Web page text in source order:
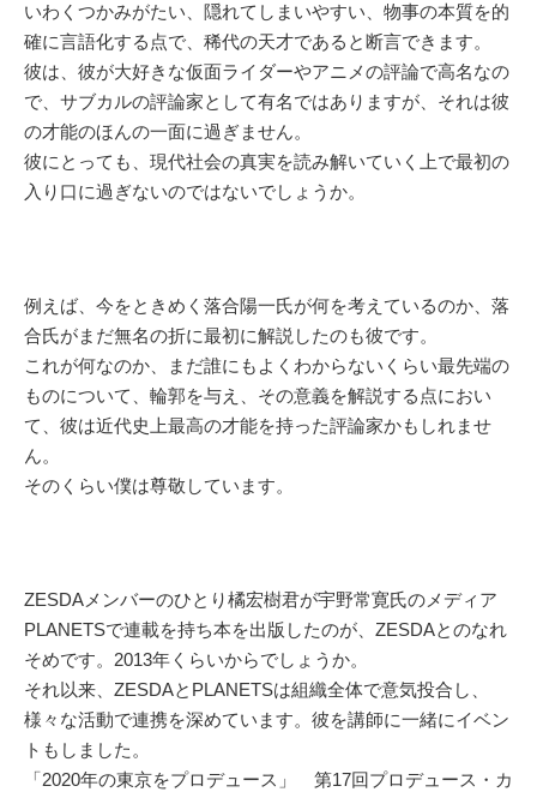
いわくつかみがたい、隠れてしまいやすい、物事の本質を的
確に言語化する点で、稀代の天才であると断言できます。
彼は、彼が大好きな仮面ライダーやアニメの評論で高名なの
で、サブカルの評論家として有名ではありますが、それは彼
の才能のほんの一面に過ぎません。
彼にとっても、現代社会の真実を読み解いていく上で最初の
入り口に過ぎないのではないでしょうか。
例えば、今をときめく落合陽一氏が何を考えているのか、落
合氏がまだ無名の折に最初に解説したのも彼です。
これが何なのか、まだ誰にもよくわからないくらい最先端の
ものについて、輪郭を与え、その意義を解説する点におい
て、彼は近代史上最高の才能を持った評論家かもしれませ
ん。
そのくらい僕は尊敬しています。
ZESDAメンバーのひとり橘宏樹君が宇野常寛氏のメディア
PLANETSで連載を持ち本を出版したのが、ZESDAとのなれ
そめです。2013年くらいからでしょうか。
それ以来、ZESDAとPLANETSは組織全体で意気投合し、
様々な活動で連携を深めています。彼を講師に一緒にイベン
トもしました。
「2020年の東京をプロデュース」 第17回プロデュース・カ